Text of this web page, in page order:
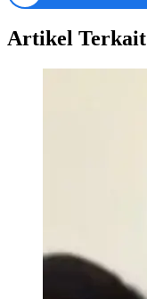
Artikel Terkait